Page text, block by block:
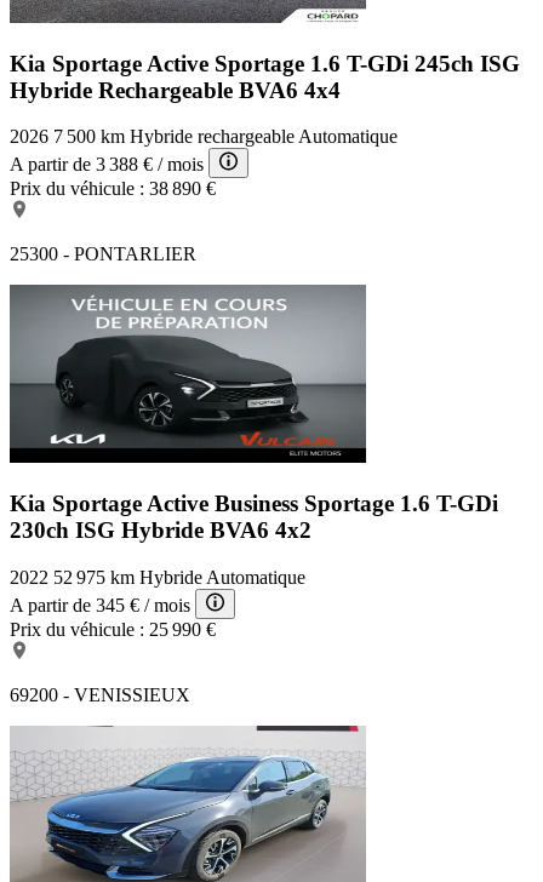
Kia Sportage Active Sportage 1.6 T-GDi 245ch ISG
Hybride Rechargeable BVA6 4x4
2026 7 500 km Hybride rechargeableAutomatique
A partir de 3 388 € / mois
Prix du véhicule : 38 890 €
25300 - PONTARLIER
Kia Sportage Active Business Sportage 1.6 T-GDi
230ch ISG Hybride BVA6 4x2
2022 52 975 km Hybride Automatique
A partir de 345 € / mois
Prix du véhicule : 25 990 €
69200 - VENISSIEUX